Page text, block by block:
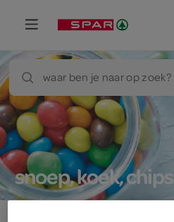
waar ben je naar op zoek?
snoep, koek, chips